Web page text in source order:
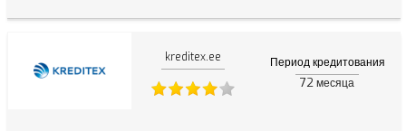
kreditex.ee Период кредитования
72месяца